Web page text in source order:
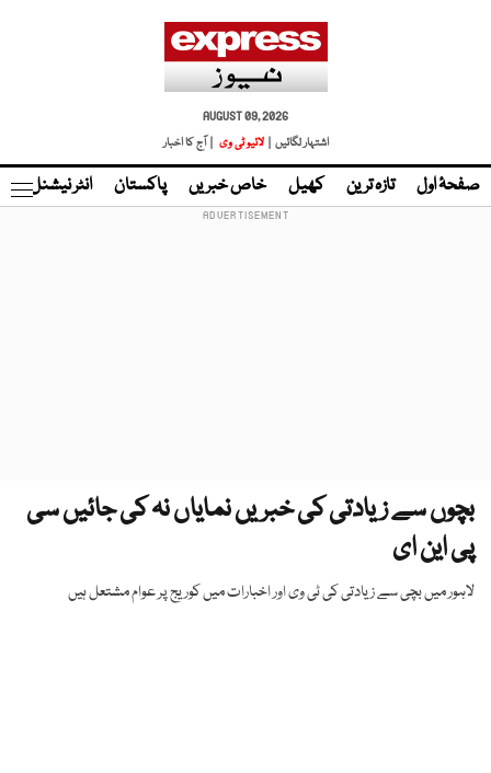
AUGUST 09, 2026
اشتہار لگائیں |
لائیو ٹی وی | آج کا اخبار
صفحۂ اول تازہ ترین کھیل خاص خبریں پاکستان انٹر نیشنل
بچوں سے زیادتی کی خبریں نمایاں نہ کی جائیں سی
پی این ای
لاہور میں بچی سے زیادتی کی ٹی وی اور اخبارات میں کوریج پر عوام مشتعل ہیں